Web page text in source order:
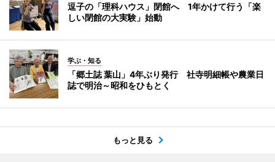
逗子の「理科ハウス」閉館へ 1年かけて行う「楽
しい閉館の大実験」始動
学ぶ・知る
「郷土誌 葉山」4年ぶり発行 社寺明細帳や農業日
誌で明治～昭和をひもとく
もっと見る